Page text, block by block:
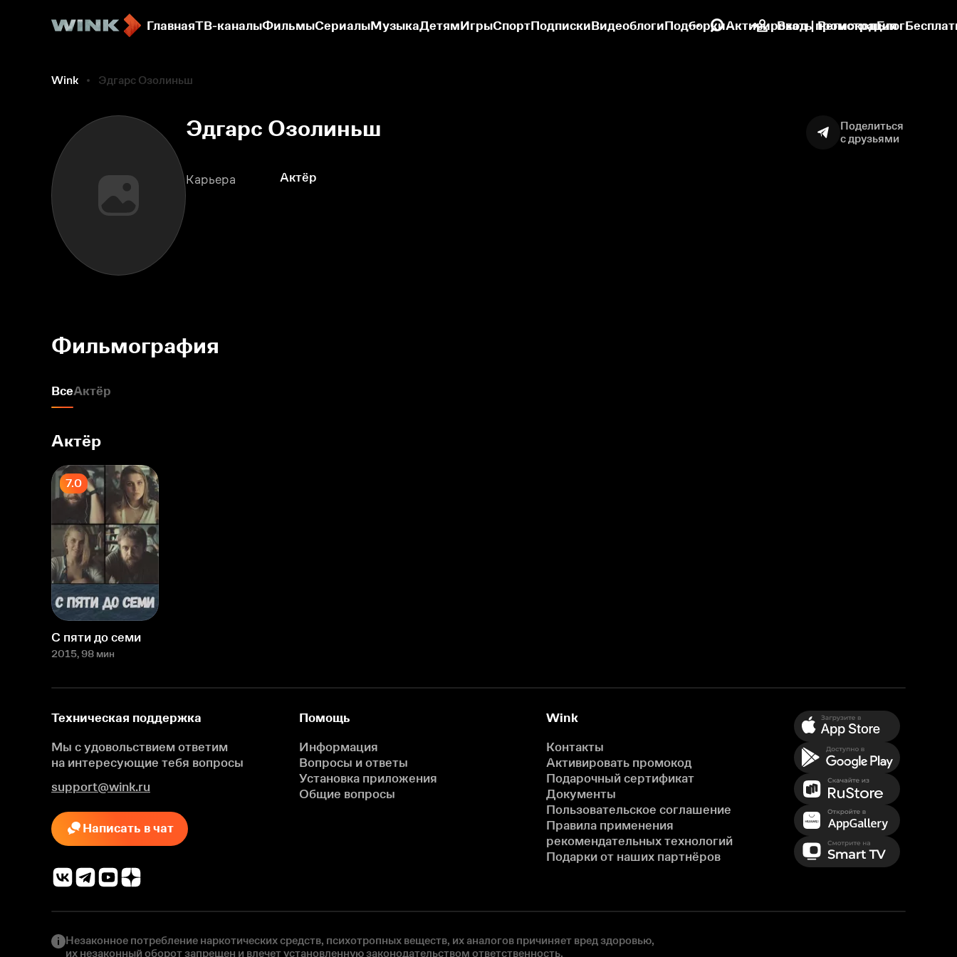
ГлавнаяТВ-каналыФильмыСериалыМузыкаДетямИгрыСпортПодпискиВидеоблогиПодборкиАктивировать промокодБлог
Вход | Регистрация
Wink Эдгарс Озолиньш
Эдгарс Озолиньш
Поделиться
с друзьями
Карьера Актёр
Фильмография
ВсеАктёр
Актёр
7.0
С пяти до семи
2015, 98 мин
Техническая поддержка
Мы с удовольствием ответим
на интересующие тебя вопросы
support@wink.ru
Написать в чат
Помощь
Информация
Вопросы и ответы
Установка приложения
Общие вопросы
Wink
Контакты
Активировать промокод
Подарочный сертификат
Документы
Пользовательское соглашение
Правила применения
рекомендательных технологий
Подарки от наших партнёров
Незаконное потребление наркотических средств, психотропных веществ, их аналогов причиняет вред здоровью,
их незаконный оборот запрещен и влечет установленную законодательством ответственность.